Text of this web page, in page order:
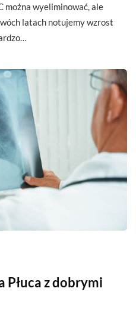
można wyeliminować, ale
latach notujemy wzrost
Płuca z dobrymi